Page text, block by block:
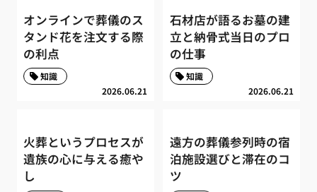
オンラインで葬儀のス
タンド花を注文する際
の利点
2026.06.21
知識
石材店が語るお墓の建
立と納骨式当日のプロ
の仕事
2026.06.21
知識
火葬というプロセスが
遺族の心に与える癒や
し
遠方の葬儀参列時の宿
泊施設選びと滞在のコ
ツ